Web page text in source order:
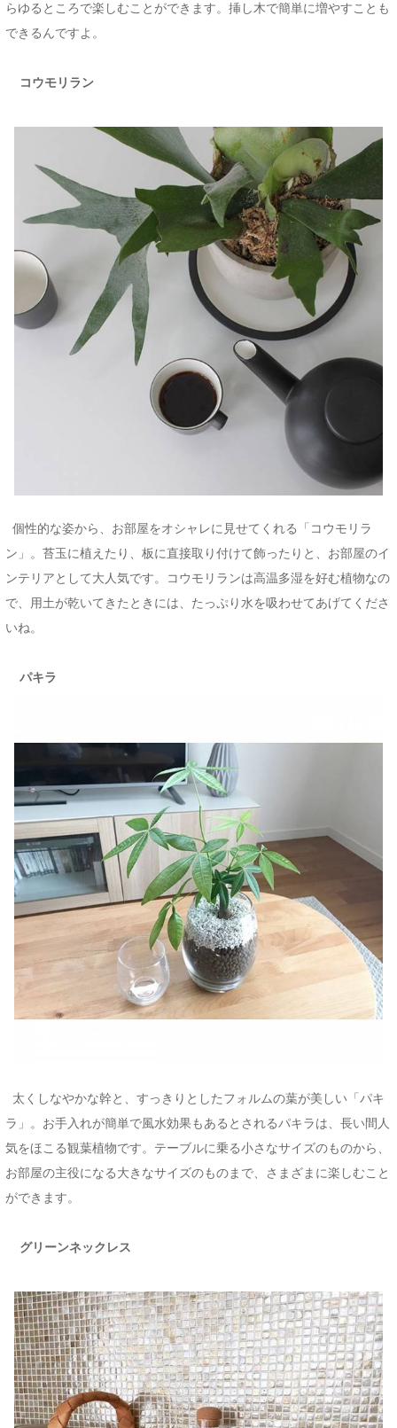
らゆるところで楽しむことができます。挿し木で簡単に増やすことも
できるんですよ。
コウモリラン
個性的な姿から、お部屋をオシャレに見せてくれる「コウモリラ
ン」。苔玉に植えたり、板に直接取り付けて飾ったりと、お部屋のイ
ンテリアとして大人気です。コウモリランは高温多湿を好む植物なの
で、用土が乾いてきたときには、たっぷり水を吸わせてあげてくださ
いね。
パキラ
太くしなやかな幹と、すっきりとしたフォルムの葉が美しい「パキ
ラ」。お手入れが簡単で風水効果もあるとされるパキラは、長い間人
気をほこる観葉植物です。テーブルに乗る小さなサイズのものから、
お部屋の主役になる大きなサイズのものまで、さまざまに楽しむこと
ができます。
グリーンネックレス